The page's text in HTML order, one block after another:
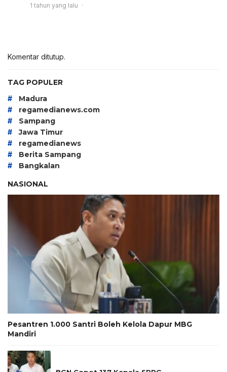
1 tahun yang lalu
Komentar ditutup.
TAG POPULER
# Madura
# regamedianews.com
# Sampang
# Jawa Timur
# regamedianews
# Berita Sampang
#
Bangkalan
NASIONAL
Pesantren 1.000 Santri Boleh Kelola Dapur MBG
Mandiri